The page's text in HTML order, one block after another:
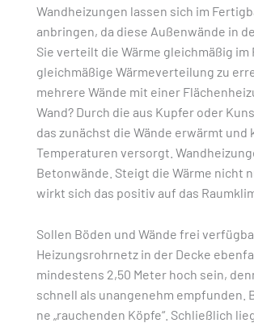
Wandheizungen lassen sich im
anbringen, da diese Außenwände in
Sie verteilt die Wärme gleichmäßig
gleichmäßige Wärmeverteilung zu
mehrere Wände mit einer
Wand? Durch die aus Kupfer oder
das zunächst die Wände erwärmt
Temperaturen versorgt.
Betonwände. Steigt die Wärme nicht
wirkt sich das positiv auf das
Sollen Böden und Wände frei
Heizungsrohrnetz in der Decke
mindestens 2,50 Meter hoch sein,
schnell als unangenehm empfunden.
ne „rauchenden Köpfe“. Schließlich